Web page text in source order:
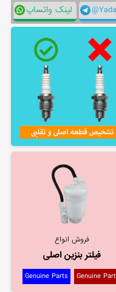
لینک واتساپ
فروش انواع
فیلتر بنزین اصلی
Genuine
Genuine Parts